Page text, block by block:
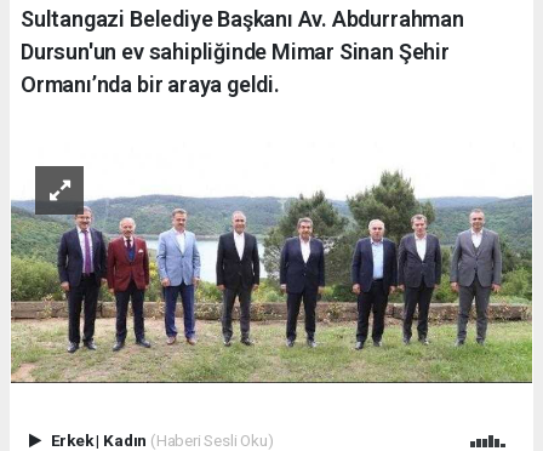
Sultangazi Belediye Başkanı Av. Abdurrahman
Dursun'un ev sahipliğinde Mimar Sinan Şehir
Ormanı’nda bir araya geldi.
Erkek| Kadın (Haberi Sesli Oku)